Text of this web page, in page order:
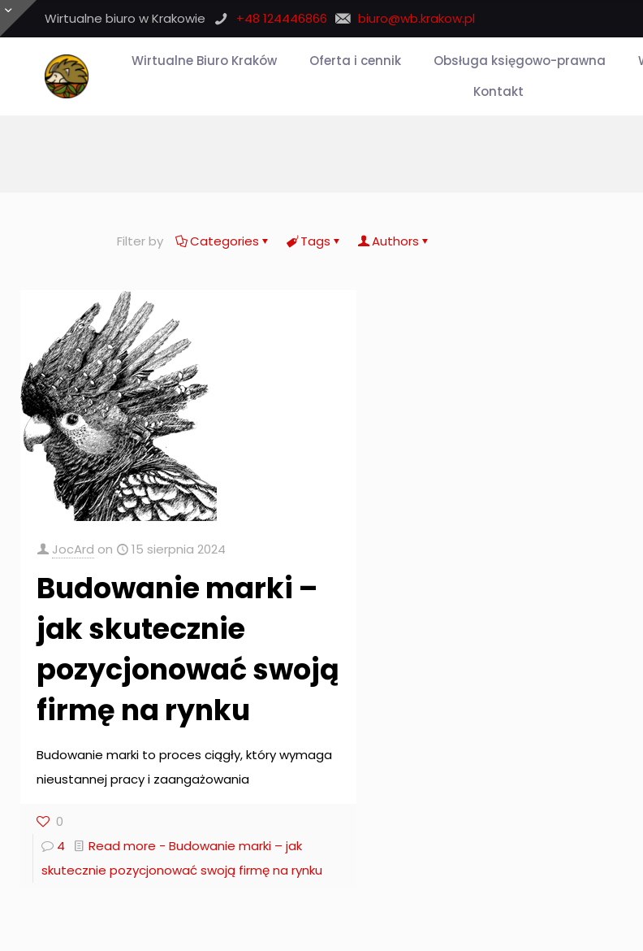
Wirtualne biuro w Krakowie +48 124446866 biuro@wb.krakow.pl
Wirtualne Biuro Kraków Oferta i cennik Obsługa księgowo-prawna
Kontakt
Filter by Categories Tags Authors
JocArd on 15 sierpnia 2024
Budowanie marki –
jak skutecznie
pozycjonować swoją
firmę na rynku
Budowanie marki to proces ciągły, który wymaga
nieustannej pracy i zaangażowania
0
4
Read more - Budowanie marki – jak
skutecznie pozycjonować swoją firmę na rynku